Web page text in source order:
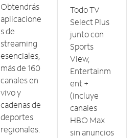
Obtendrás
aplicacione
s de
streaming
esenciales,
más de 160
canales en
vivo y
cadenas de
deportes
regionales.
Todo TV
Select Plus
junto con
Sports
View,
Entertainm
ent +
(incluye
canales
HBO Max
sin anuncios